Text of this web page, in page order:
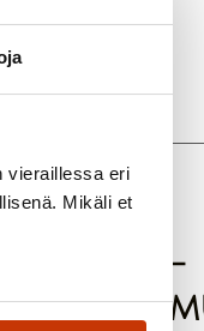
vieraillessa eri
Mikäli et
–
olla